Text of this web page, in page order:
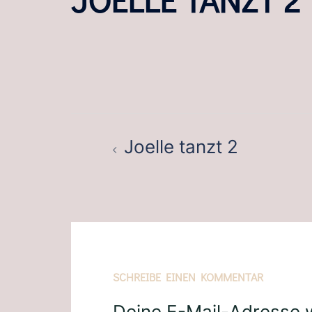
Joelle tanzt 2
SCHREIBE EINEN KOMMENTAR